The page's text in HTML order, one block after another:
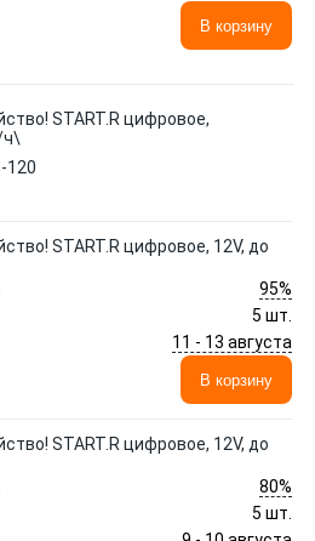
В корзину
START.R цифровое,
ч\
120
START.R цифровое, 12V, до
95%
5 шт.
11 - 13 августа
В корзину
START.R цифровое, 12V, до
80%
5 шт.